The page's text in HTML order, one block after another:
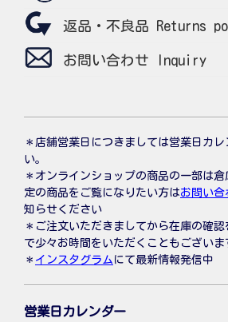
返品・不良品 Returns
お問い合わせ Inquiry
＊店舗営業日につきましては営業日カ
い。
＊オンラインショップの商品の一部は
定の商品をご覧になりたい方はお問い合
知らせください
＊ご注文いただきましてから在庫の確
で少々お時間をいただくこともございま
＊ インスタグラム にて最新情報発信中
営業日カレンダー